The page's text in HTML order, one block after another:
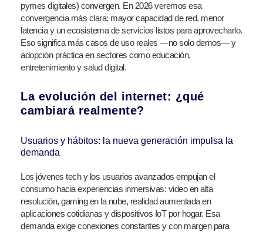
pymes digitales) convergen. En 2026 veremos esa
convergencia más clara: mayor capacidad de red, menor
latencia y un ecosistema de servicios listos para aprovecharlo.
Eso significa más casos de uso reales —no solo demos— y
adopción práctica en sectores como educación,
entretenimiento y salud digital.
La evolución del internet: ¿qué
cambiará realmente?
Usuarios y hábitos: la nueva generación impulsa la
demanda
Los jóvenes tech y los usuarios avanzados empujan el
consumo hacia experiencias inmersivas: video en alta
resolución, gaming en la nube, realidad aumentada en
aplicaciones cotidianas y dispositivos IoT por hogar. Esa
demanda exige conexiones constantes y con margen para